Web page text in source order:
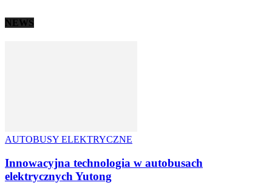
NEWS
AUTOBUSY ELEKTRYCZNE
Innowacyjna technologia w autobusach
elektrycznych Yutong